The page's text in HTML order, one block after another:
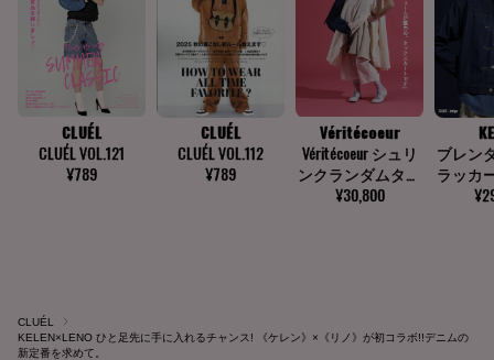
CLUÉL
KELEN×LENO ひと足先に手に入れるチャンス! 《ケレン》×《リノ》が初コラボ!!デニムの
新定番を求めて。